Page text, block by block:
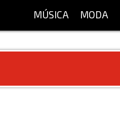
MÚSICA MODA